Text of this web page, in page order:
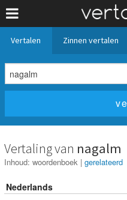
Vertalen Zinnen vertalen
Vertaling van nagalm
Inhoud: woordenboek | gerelateerd
Nederlands